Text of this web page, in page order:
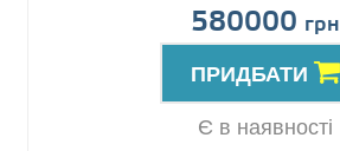
580000 грн
ПРИДБАТИ
Є в наявності